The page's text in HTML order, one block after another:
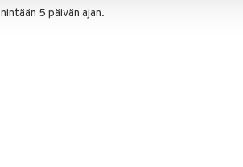
5 päivän ajan.